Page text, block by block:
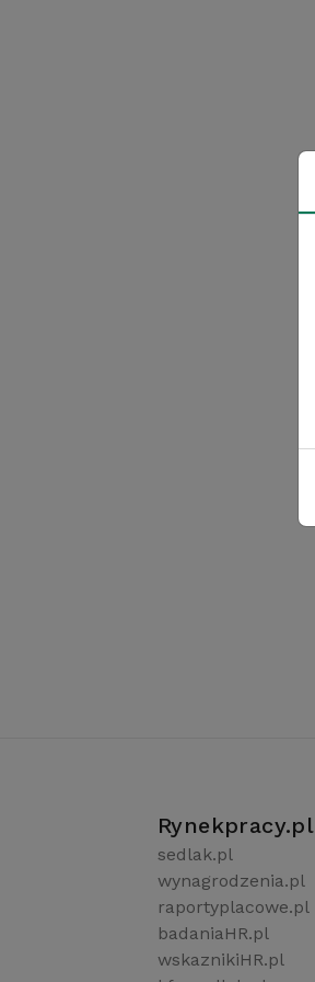
Rynekpracy.pl
sedlak.pl
wynagrodzenia.pl
raportyplacowe.pl
badaniaHR.pl
wskaznikiHR.pl